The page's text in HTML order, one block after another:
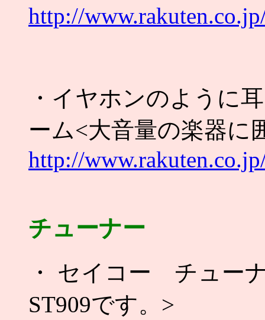
http://
・イヤホンのように
ーム<大音量の楽器に
http://
チューナー
・ セイコー チュー
ST909です。>